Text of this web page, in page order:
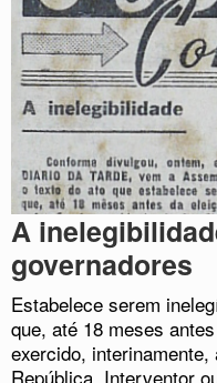
A
governadores
Estabelece serem
que, até 18 meses
exercido,
República, Interventor